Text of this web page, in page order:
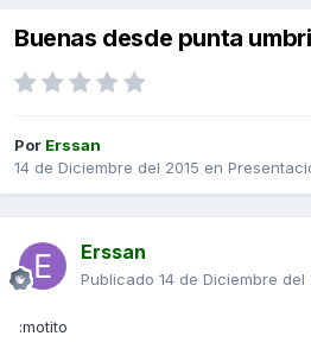
Buenas desde punta
Por Erssan
14 de Diciembre del 2015 en
Erssan
Publicado 14 de Diciembre del
:motito